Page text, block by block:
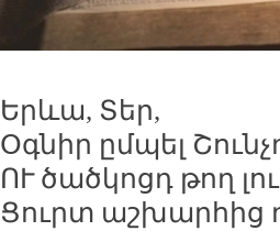
Երևա, Տեր,
Օգնիր ըմպել
ՈՒ ծածկոցդ թող
Ցուրտ աշխարհից